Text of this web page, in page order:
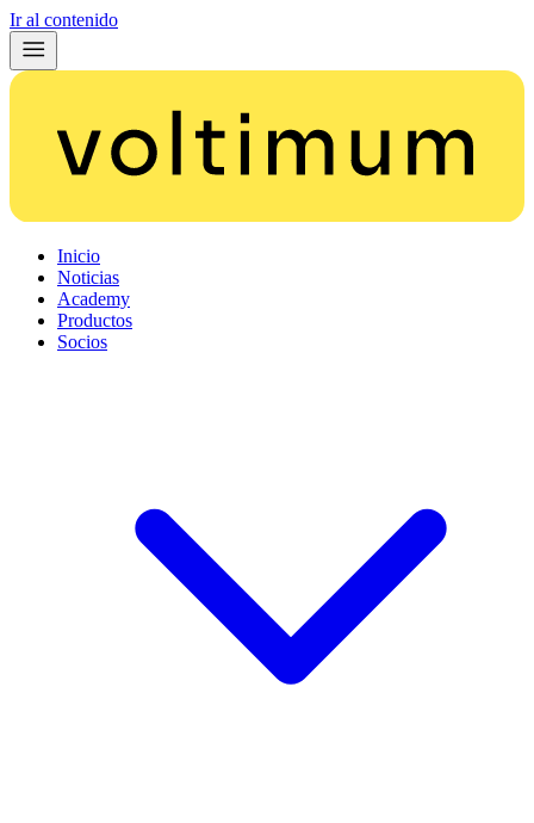
Ir al contenido
Inicio
Noticias
Academy
Productos
Socios